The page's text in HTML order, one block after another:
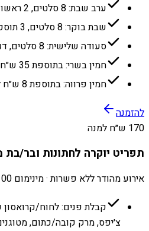
ערב שבת: 8 סלטים, 2 ראשונות, 3 תוספות, 3 בשרים
שבת בוקר: 8 סלטים, 3 תוספות, 3 בשרים
סעודה שלישית: 8 סלטים, דג מטוגן, פשטידת השף
חמין בשרי: בתוספת 35 ש״ח למנה
חמין פרווה: בתוספת 8 ש״ח לאדם
להזמנה
170 ש״ח למנה
תפריט יוקרה לחתונות ובר/בת
אירוע מהודר ללא פשרות · מינימום 100 מנות
קבלת פנים: לחוח/
צ׳יפס, מרק קובה/כתום,